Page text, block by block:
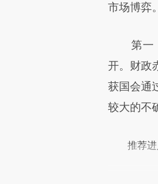
市场博弈。
第一，
开。财政
获国会通
较大的不
推荐进